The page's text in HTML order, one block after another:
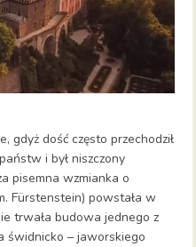
gdyż dość często przechodził
i był niszczony
pisemna wzmianka o
Fürstenstein) powstała w
trwała budowa jednego z
świdnicko – jaworskiego